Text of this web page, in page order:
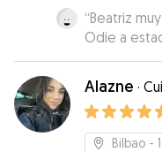
“Beatriz
Odie a
☺️”
Alazne ·
Bilbao -